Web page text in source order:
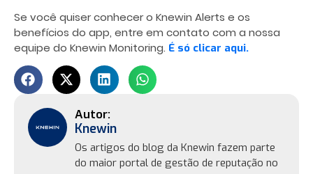
Se você quiser conhecer o Knewin Alerts e os
benefícios do app, entre em contato com a nossa
equipe do Knewin Monitoring. É só clicar aqui.
Knewin
Os artigos do blog da Knewin fazem parte
do maior portal de gestão de reputação no